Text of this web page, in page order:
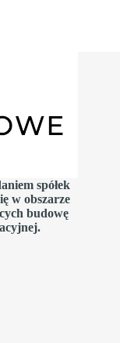
spółek
w obszarze
budowę